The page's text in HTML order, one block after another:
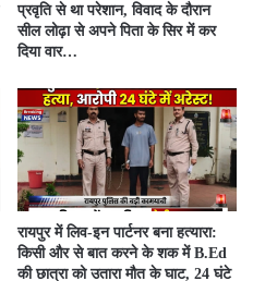
प्रवृति से था परेशान, विवाद के दौरान
सील लोढ़ा से अपने पिता के सिर में कर
दिया वार…
रायपुर में लिव-इन पार्टनर बना हत्यारा:
किसी और से बात करने के शक में B.Ed
की छात्रा को उतारा मौत के घाट, 24 घंटे